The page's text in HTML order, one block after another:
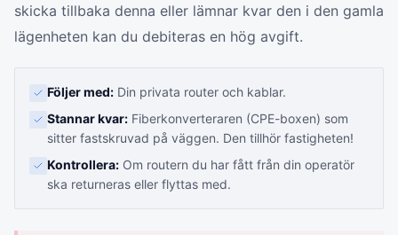
skicka tillbaka denna eller lämnar kvar den i den gamla
lägenheten kan du debiteras en hög avgift.
Följer med: Din privata router och kablar.
Stannar kvar: Fiberkonverteraren (CPE-boxen) som
sitter fastskruvad på väggen. Den tillhör fastigheten!
Kontrollera: Om routern du har fått från din operatör
ska returneras eller flyttas med.